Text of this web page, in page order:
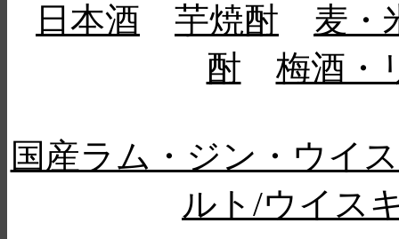
日本酒 芋焼酎
麦・
酎
梅酒・
国産ラム・ジン・ウイ
ルト/ウイス